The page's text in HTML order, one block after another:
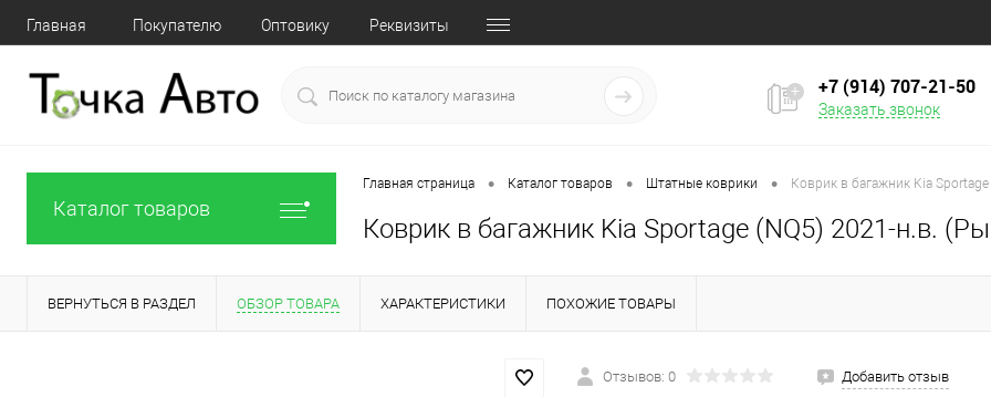
Главная Покупателю Оптовику Реквизиты
+7 (914) 707‒21‒50
Заказать звонок
Каталог товаров
Главная страница • Каталог товаров • Штатные коврики • Коврик в багажник Kia
Коврик в багажник Kia Sportage (NQ5) 2021-н.в.
ВЕРНУТЬСЯ В РАЗДЕЛ ОБЗОР ТОВАРА ХАРАКТЕРИСТИКИ ПОХОЖИЕ ТОВАРЫ
Отзывов: 0 Добавить отзыв